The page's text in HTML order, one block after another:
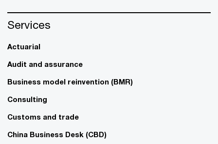
Services
Actuarial
Audit and assurance
Business model reinvention (BMR)
Consulting
Customs and trade
China Business Desk (CBD)